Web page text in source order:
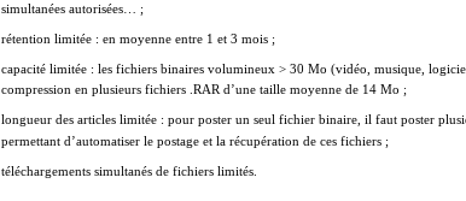
simultanées autorisées… ;
rétention limitée : en moyenne entre 1 et 3 mois ;
capacité limitée : les fichiers binaires volumineux > 30 Mo (vidéo, musique,
compression en plusieurs fichiers .RAR d’une taille moyenne de 14 Mo ;
longueur des articles limitée : pour poster un seul fichier binaire, il faut poster
permettant d’automatiser le postage et la récupération de ces fichiers ;
téléchargements simultanés de fichiers limités.